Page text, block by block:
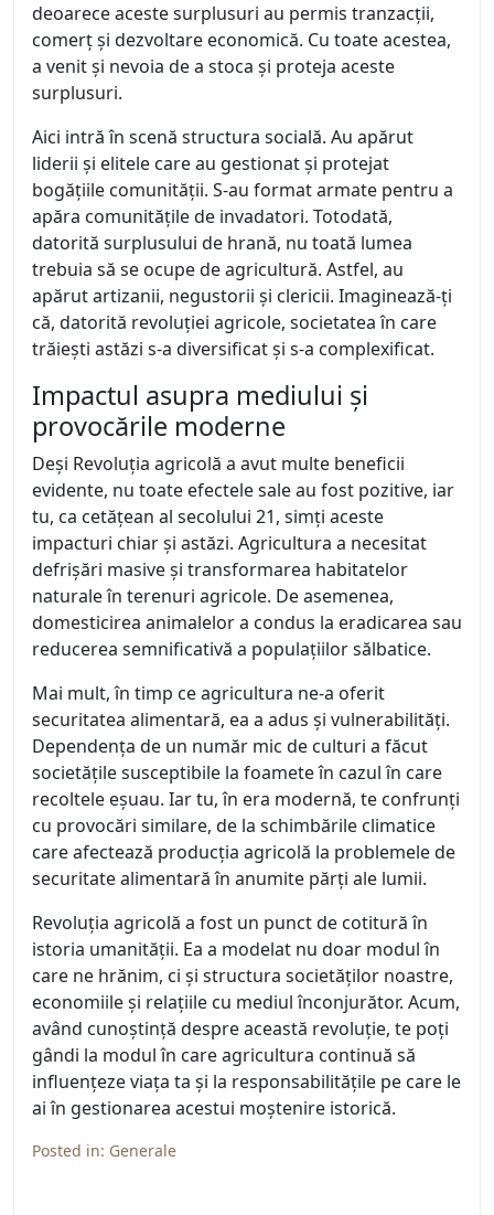
deoarece aceste surplusuri au permis tranzacții,
comerț și dezvoltare economică. Cu toate acestea,
a venit și nevoia de a stoca și proteja aceste
surplusuri.
Aici intră în scenă structura socială. Au apărut
liderii și elitele care au gestionat și protejat
bogățiile comunității. S-au format armate pentru a
apăra comunitățile de invadatori. Totodată,
datorită surplusului de hrană, nu toată lumea
trebuia să se ocupe de agricultură. Astfel, au
apărut artizanii, negustorii și clericii. Imaginează-ți
că, datorită revoluției agricole, societatea în care
trăiești astăzi s-a diversificat și s-a complexificat.
Impactul asupra mediului și
provocările moderne
Deși Revoluția agricolă a avut multe beneficii
evidente, nu toate efectele sale au fost pozitive, iar
tu, ca cetățean al secolului 21, simți aceste
impacturi chiar și astăzi. Agricultura a necesitat
defrișări masive și transformarea habitatelor
naturale în terenuri agricole. De asemenea,
domesticirea animalelor a condus la eradicarea sau
reducerea semnificativă a populațiilor sălbatice.
Mai mult, în timp ce agricultura ne-a oferit
securitatea alimentară, ea a adus și vulnerabilități.
Dependența de un număr mic de culturi a făcut
societățile susceptibile la foamete în cazul în care
recoltele eșuau. Iar tu, în era modernă, te confrunți
cu provocări similare, de la schimbările climatice
care afectează producția agricolă la problemele de
securitate alimentară în anumite părți ale lumii.
Revoluția agricolă a fost un punct de cotitură în
istoria umanității. Ea a modelat nu doar modul în
care ne hrănim, ci și structura societăților noastre,
economiile și relațiile cu mediul înconjurător. Acum,
având cunoștință despre această revoluție, te poți
gândi la modul în care agricultura continuă să
influențeze viața ta și la responsabilitățile pe care le
ai în gestionarea acestui moștenire istorică.
Posted in: Generale